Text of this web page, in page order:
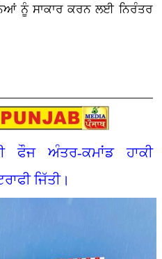
ਨੂੰ ਸਾਕਾਰ ਕਰਨ ਲਈ ਨਿਰੰਤਰ
ਫੌਜ ਅੰਤਰ-ਕਮਾਂਡ ਹਾਕੀ
ਜਿੱਤੀ।